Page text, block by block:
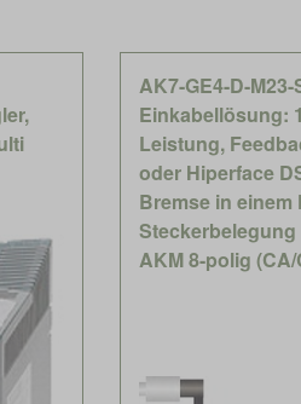
AK7-GE4-D-M23-
Einkabellösung:
Leistung,
oder Hiperface
Bremse in einem
AKM 8-polig (CA/